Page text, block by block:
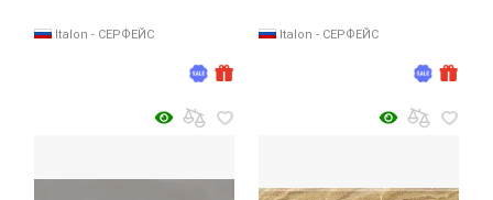
Italon - СЕРФЕЙС Italon - СЕРФЕЙС